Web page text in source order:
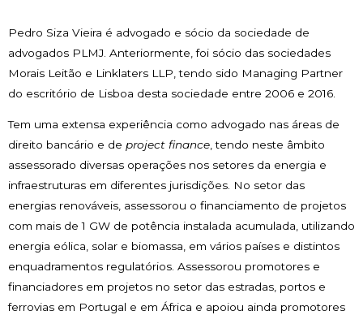
Pedro Siza Vieira é advogado e sócio da sociedade de
advogados PLMJ. Anteriormente, foi sócio das sociedades
Morais Leitão e Linklaters LLP, tendo sido Managing Partner
do escritório de Lisboa desta sociedade entre 2006 e 2016.
Tem uma extensa experiência como advogado nas áreas de
direito bancário e de project finance, tendo neste âmbito
assessorado diversas operações nos setores da energia e
infraestruturas em diferentes jurisdições. No setor das
energias renováveis, assessorou o financiamento de projetos
com mais de 1 GW de potência instalada acumulada, utilizando
energia eólica, solar e biomassa, em vários países e distintos
enquadramentos regulatórios. Assessorou promotores e
financiadores em projetos no setor das estradas, portos e
ferrovias em Portugal e em África e apoiou ainda promotores